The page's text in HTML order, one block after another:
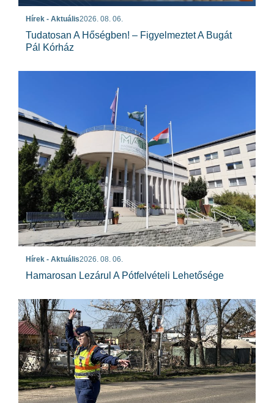
Hírek - Aktuális2026. 08. 06.
Tudatosan A Hőségben! – Figyelmeztet A Bugát
Pál Kórház
Hírek - Aktuális2026. 08. 06.
Hamarosan Lezárul A Pótfelvételi Lehetősége